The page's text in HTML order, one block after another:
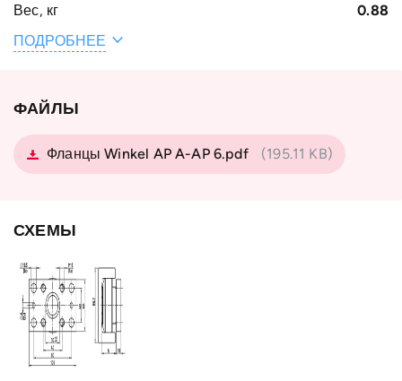
Вес, кг 0.88
Наружный
Тип профиля Standard 0 NbV
Тип
с фланцем
фланца
Страна
ПОДРОБНЕЕ
ФАЙЛЫ
Фланцы Winkel AP A-AP 6.pdf (195.11 KB)
СХЕМЫ